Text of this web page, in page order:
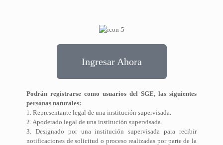
Ingresar Ahora
Podrán registrarse como usuarios del SGE, las siguientes
personas naturales:
1. Representante legal de una institución supervisada.
2. Apoderado legal de una institución supervisada.
3. Designado por una institución supervisada para recibir
notificaciones de solicitud o proceso realizadas por parte de la